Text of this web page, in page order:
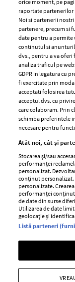
ELLE Style
2024
Despre
Romania
Contact
GSP
Unica
Baby
Retete
Pariază
Jocurile
orice moment, pe
raportate partenerilor
Noi si partenerii
partenere, precum si
date pentru a
continutul si
dvs., pentru a va
analiza traficul pe
GDPR in legatura cu
fi exercitate prin
acceptati folosirea
acceptul dvs. cu
care colaboram. Prin
schimba preferintele
necesare pentru
Atât noi, cât și
Stocarea și/sau
performanței
personalizat.
conținut
personalizate.
performanței
de date din surse
Utilizarea de date
geolocație și
Listă parteneri